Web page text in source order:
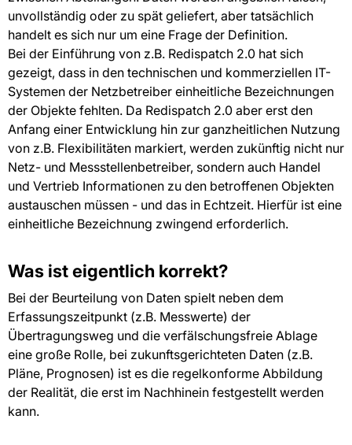
unvollständig oder zu spät geliefert, aber tatsächlich
handelt es sich nur um eine Frage der Definition.
Bei der Einführung von z.B. Redispatch 2.0 hat sich
gezeigt, dass in den technischen und kommerziellen IT-
Systemen der Netzbetreiber einheitliche Bezeichnungen
der Objekte fehlten. Da Redispatch 2.0 aber erst den
Anfang einer Entwicklung hin zur ganzheitlichen Nutzung
von z.B. Flexibilitäten markiert, werden zukünftig nicht nur
Netz- und Messstellenbetreiber, sondern auch Handel
und Vertrieb Informationen zu den betroffenen Objekten
austauschen müssen - und das in Echtzeit. Hierfür ist eine
einheitliche Bezeichnung zwingend erforderlich.
Was ist eigentlich korrekt?
Bei der Beurteilung von Daten spielt neben dem
Erfassungszeitpunkt (z.B. Messwerte) der
Übertragungsweg und die verfälschungsfreie Ablage
eine große Rolle, bei zukunftsgerichteten Daten (z.B.
Pläne, Prognosen) ist es die regelkonforme Abbildung
der Realität, die erst im Nachhinein festgestellt werden
kann.